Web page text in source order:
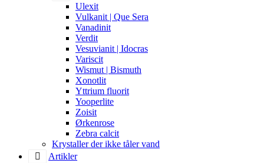
Ulexit
Vulkanit | Que Sera
Vanadinit
Verdit
Vesuvianit | Idocras
Variscit
Wismut | Bismuth
Xonotlit
Yttrium fluorit
Yooperlite
Zoisit
Ørkenrose
Zebra calcit
Krystaller der ikke tåler vand
Artikler